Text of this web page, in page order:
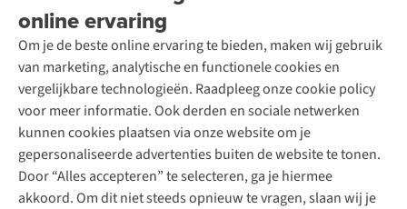
online ervaring
Om je de beste online ervaring te bieden, maken wij gebruik
van marketing, analytische en functionele cookies en
vergelijkbare technologieën. Raadpleeg onze cookie policy
voor meer informatie. Ook derden en sociale netwerken
kunnen cookies plaatsen via onze website om je
gepersonaliseerde advertenties buiten de website te tonen.
Door “Alles accepteren” te selecteren, ga je hiermee
akkoord. Om dit niet steeds opnieuw te vragen, slaan wij je
Contact
Toegankelijkheidsverklaring
Wasservice
Schoenonderhoud
Schoenherstelling
Kledingherstelling
Retouches
Voor bedrijven
Podcast
Explore Academy
Explore Camp
Gear Check
Inspiratie & advies
Meld je aan voor de nieuwsbrief
Follow us